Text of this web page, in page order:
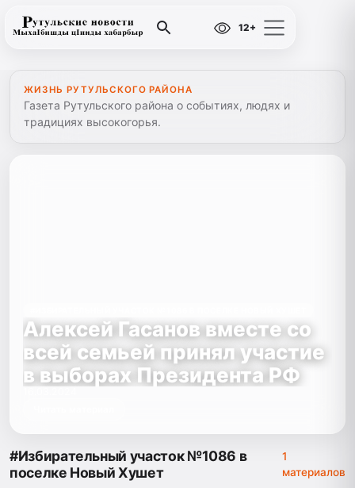
12+
ЖИЗНЬ РУТУЛЬСКОГО РАЙОНА
Газета Рутульского района о событиях, людях и
традициях высокогорья.
Алексей Гасанов вместе со
всей семьей принял участие
в выборах Президента РФ
#Избирательный участок №1086 в
поселке Новый Хушет
1
материалов